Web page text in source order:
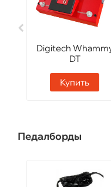
Digitech
DT
Купить
Педалборды